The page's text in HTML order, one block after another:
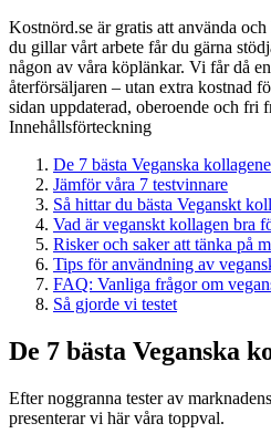
Kostnörd.se är gratis att använda
du gillar vårt arbete får du gärna
någon av våra köplänkar. Vi får då
återförsäljaren – utan extra kostnad
sidan uppdaterad, oberoende och fri
Innehållsförteckning
De 7 bästa Veganska
Jämför våra 7 testvinnare
Så hittar du bästa Veganskt
Vad är veganskt kollagen bra
Risker och saker att tänka på
Tips för användning av
FAQ: Vanliga frågor om
Så gjorde vi testet
De 7 bästa Veganska
Efter noggranna tester av
presenterar vi här våra toppval.